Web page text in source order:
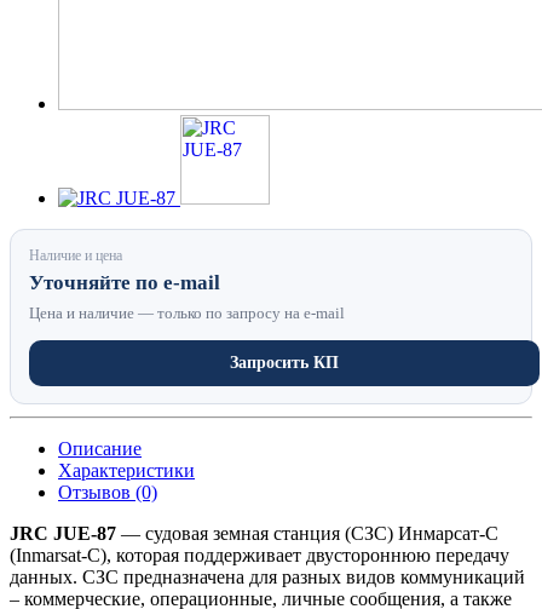
Наличие и цена
Уточняйте по e-mail
Цена и наличие — только по запросу на e-mail
Запросить КП
Описание
Характеристики
Отзывов (0)
JRC JUE-87 — судовая земная станция (СЗС) Инмарсат-С
(Inmarsat-C), которая поддерживает двустороннюю передачу
данных. СЗС предназначена для разных видов коммуникаций
– коммерческие, операционные, личные сообщения, а также